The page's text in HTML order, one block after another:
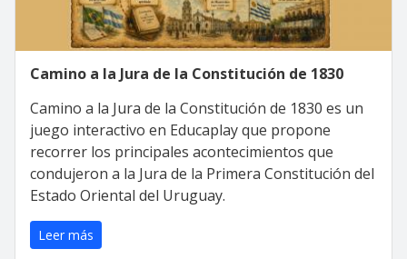
Camino a la Jura de la Constitución de 1830
Camino a la Jura de la Constitución de 1830 es un
juego interactivo en Educaplay que propone
recorrer los principales acontecimientos que
condujeron a la Jura de la Primera Constitución del
Estado Oriental del Uruguay.
Leer más